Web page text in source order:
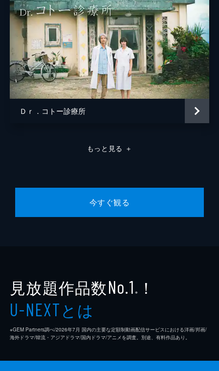
Ｄｒ．コトー診療所
もっと見る ＋
今すぐ観る
見放題作品数No.1 ※ ！
U-NEXTとは
※GEM Partners調べ/2026年7⽉ 国内の主要な定額制動画配信サービスにおける洋画/邦画/
海外ドラマ/韓流・アジアドラマ/国内ドラマ/アニメを調査。別途、有料作品あり。